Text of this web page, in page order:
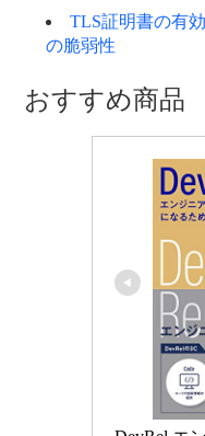
TLS証明書の有
の脆弱性
おすすめ商品